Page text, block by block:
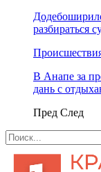
разбираться
В Анапе за
дань с
Пред След